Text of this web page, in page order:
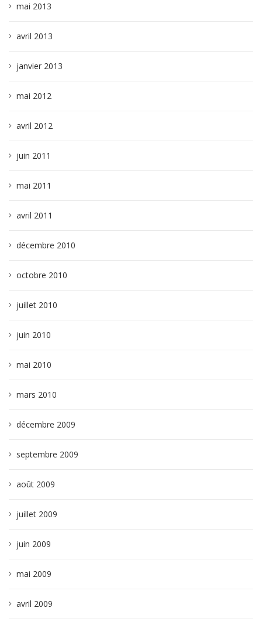
mai 2013
avril 2013
janvier 2013
mai 2012
avril 2012
juin 2011
mai 2011
avril 2011
décembre 2010
octobre 2010
juillet 2010
juin 2010
mai 2010
mars 2010
décembre 2009
septembre 2009
août 2009
juillet 2009
juin 2009
mai 2009
avril 2009